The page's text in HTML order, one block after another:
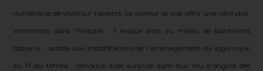
numérique de visite sur tablette. Le visiteur se voit offrir une véritable
immersion dans l’Histoire : il évolue ainsi au milieu de bâtiments
disparus ; assiste aux modifications de l’aménagement du logis royal
au fil du temps ; retrouve avec surprise dans leur lieu d’origine des